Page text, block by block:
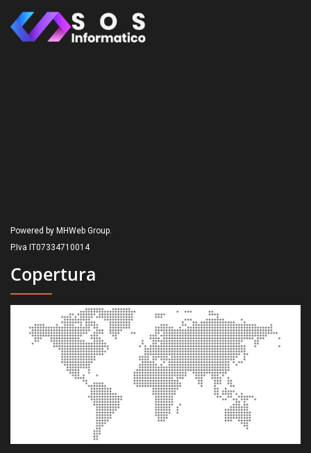
Powered by MHWeb Group.
P.Iva IT07334710014
Copertura